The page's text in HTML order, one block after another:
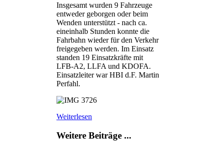
Insgesamt wurden 9 Fahrzeuge
entweder geborgen oder beim
Wenden unterstützt - nach ca.
eineinhalb Stunden konnte die
Fahrbahn wieder für den Verkehr
freigegeben werden. Im Einsatz
standen 19 Einsatzkräfte mit
LFB-A2, LLFA und KDOFA.
Einsatzleiter war HBI d.F. Martin
Perfahl.
Weiterlesen
Weitere Beiträge ...